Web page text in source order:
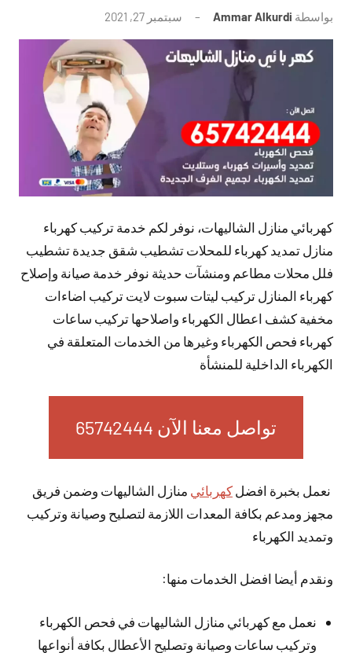
بواسطة Ammar Alkurdi سبتمبر 27, 2021
توجد
تعليقات
كهربائي منازل الشاليهات، نوفر لكم خدمة تركيب كهرباء
منازل تمديد كهرباء للمحلات تشطيب شقق جديدة تشطيب
فلل محلات مطاعم ومنشآت حديثة نوفر خدمة صيانة وإصلاح
كهرباء المنازل تركيب ليتات سبوت لايت تركيب اضاءات
مخفية كشف اعطال الكهرباء واصلاحها تركيب ساعات
كهرباء فحص الكهرباء وغيرها من الخدمات المتعلقة في
الكهرباء الداخلية للمنشأة
تواصل معنا الآن 65742444
نعمل بخبرة افضل كهربائي منازل الشاليهات وضمن فريق
مجهز ومدعم بكافة المعدات اللازمة لتصليح وصيانة وتركيب
وتمديد الكهرباء
ونقدم أيضا افضل الخدمات منها:
نعمل مع كهربائي منازل الشاليهات في فحص الكهرباء
وتركيب ساعات وصيانة وتصليح الأعطال بكافة أنواعها